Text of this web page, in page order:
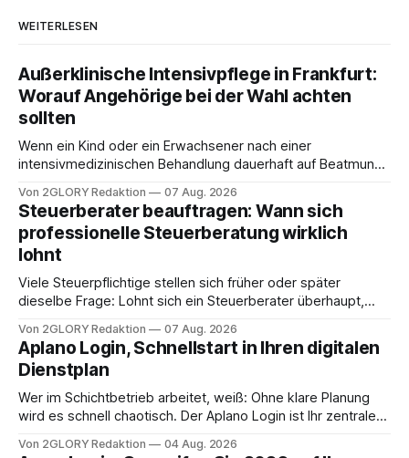
WEITERLESEN
Außerklinische Intensivpflege in Frankfurt:
Worauf Angehörige bei der Wahl achten
sollten
Wenn ein Kind oder ein Erwachsener nach einer
intensivmedizinischen Behandlung dauerhaft auf Beatmung
angewiesen ist, stellt sich für Familien eine schwierige
Frage: Muss die Versorgung dauerhaft in der Klinik bleiben –
oder ist ein Leben zu Hause möglich? Die außerklinische
Intensivpflege bietet genau diese Alternative: Sie
Von 2GLORY Redaktion 07 Aug. 2026
Steuerberater beauftragen: Wann sich
professionelle Steuerberatung wirklich
lohnt
Viele Steuerpflichtige stellen sich früher oder später
dieselbe Frage: Lohnt sich ein Steuerberater überhaupt,
erledigen? Die kurze Antwort: Bei einfachen
Einkommensverhältnissen reicht häufig eine Steuersoftware
aus – sobald jedoch mehrere Einkunftsarten
zusammentreffen oder größere finanzielle Veränderungen
anstehen, zahlt sich professionelle Unterstützung meist
Von 2GLORY Redaktion 07 Aug. 2026
Aplano Login, Schnellstart in Ihren digitalen
Dienstplan
Wer im Schichtbetrieb arbeitet, weiß: Ohne klare Planung
wird es schnell chaotisch. Der Aplano Login ist Ihr zentraler
abwesenheiten und die gesamte kommunikation rund um
Von 2GLORY Redaktion 04 Aug. 2026